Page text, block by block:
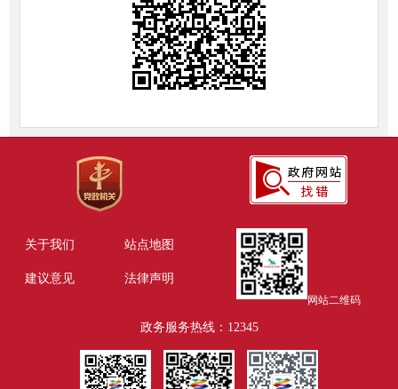
关于我们 站点地图
建议意见 法律声明
网站二维码
政务服务热线：12345